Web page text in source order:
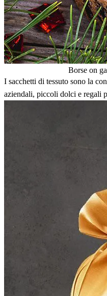
Borse on
I sacchetti di tessuto sono la
aziendali, piccoli dolci e regali